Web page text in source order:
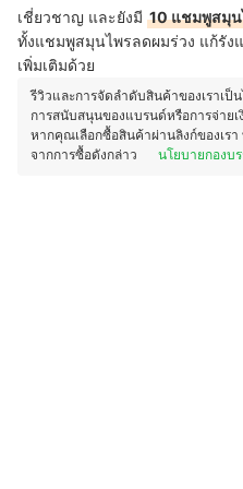
เชี่ยวชาญ และยังมี 10 แชมพูสมุน
ทั้งแชมพูสมุนไพรลดผมร่วง แก้รัง
เพิ่มเติมด้วย
รีวิวและการจัดลำดับสินค้าของเราเป็
การสนับสนุนของแบรนด์หรือการจ่าย
หากคุณเลือกซื้อสินค้าผ่านลิงก์ของเร
จากการซื้อดังกล่าว
นโยบายกองบ